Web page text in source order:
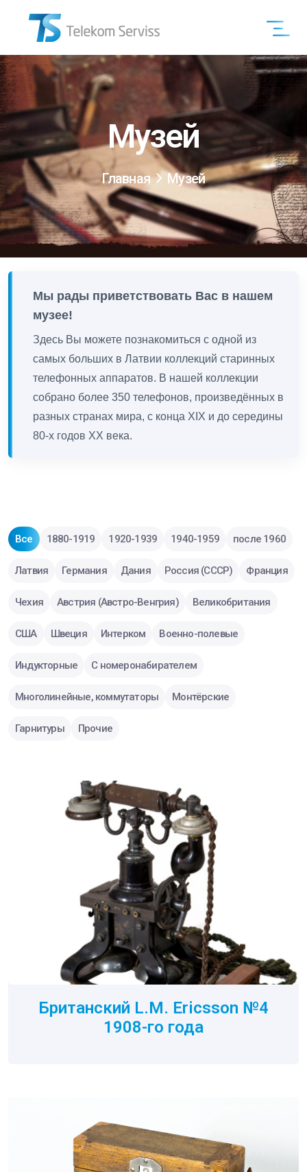
Музей
Главная Музей
Мы рады приветствовать Вас в нашем
музее!
Здесь Вы можете познакомиться с одной из
самых больших в Латвии коллекций старинных
телефонных аппаратов. В нашей коллекции
собрано более 350 телефонов, произведённых в
разных странах мира, с конца XIX и до середины
80-х годов ХХ века.
Все 1880-1919 1920-1939 1940-1959 после 1960
Латвия Германия Дания Россия (СССР) Франция
Чехия Австрия (Австро-Венгрия) Великобритания
США Швеция Интерком Военно-полевые
Индукторные С номеронабирателем
Многолинейные, коммутаторы Монтёрские
Гарнитуры Прочие
Британский L.M. Ericsson №4
1908-го года